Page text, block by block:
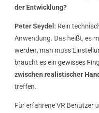
der Entwicklung?
Peter Seydel: Rein
Anwendung. Das heißt, es
werden, man muss
braucht es ein gewisses
zwischen realistischer
treffen.
Für erfahrene VR Benutzer